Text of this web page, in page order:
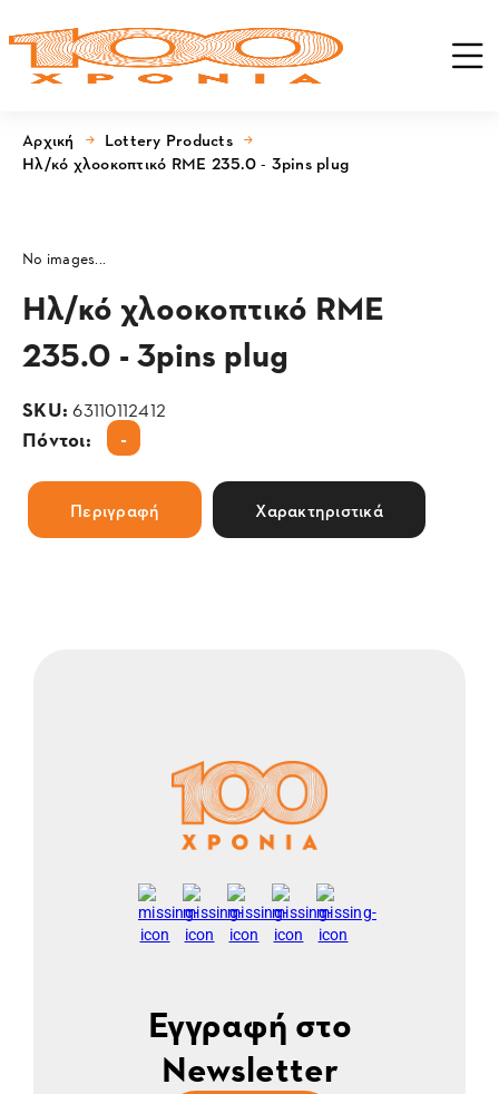
Αρχική
Lottery Products
Ηλ/κό χλοοκοπτικό RME 235.0 - 3pins plug
No images...
Ηλ/κό χλοοκοπτικό RME
235.0 - 3pins plug
SKU:63110112412
Πόντοι: -
Περιγραφή Χαρακτηριστικά
Εγγραφή στο
Newsletter